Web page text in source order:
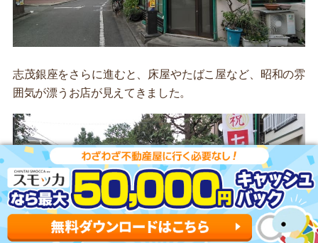
志茂銀座をさらに進むと、床屋やたばこ屋など、昭和の雰
囲気が漂うお店が見えてきました。